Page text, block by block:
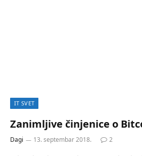
IT SVET
Zanimljive činjenice o
Dagi 13. septembar 2018. 2